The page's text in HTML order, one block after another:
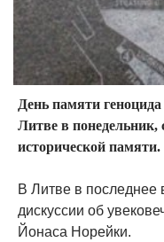
День памяти
Литве в понедельник,
исторической памяти.
В Литве в последнее
дискуссии об
Йонаса Норейки.